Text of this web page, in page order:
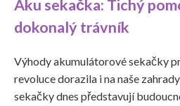
Aku sekačka: Tichý
dokonalý trávník
Výhody akumulátorové sekačky
revoluce dorazila i na naše
sekačky dnes představují